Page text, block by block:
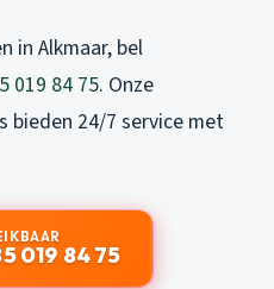
in Alkmaar, bel
019 84 75. Onze
24/7 service met
019 84 75